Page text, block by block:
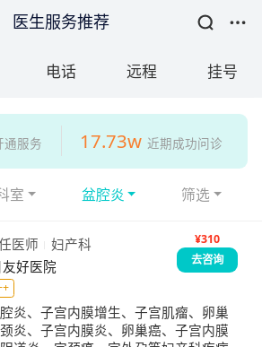
医生服务推荐
电话 远程 挂号
通服务 17.73w 近期成功问诊
室 盆腔炎 筛选
医师 妇产科
好医院
¥310
去咨询
炎、子宫内膜增生、子宫肌瘤、卵巢
炎、子宫内膜炎、卵巢癌、子宫内膜